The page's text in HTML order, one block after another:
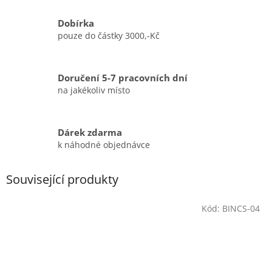
Dobírka
pouze do částky 3000,-Kč
Doručení 5-7 pracovních dní
na jakékoliv místo
Dárek zdarma
k náhodné objednávce
Související produkty
Kód: BINCS-04